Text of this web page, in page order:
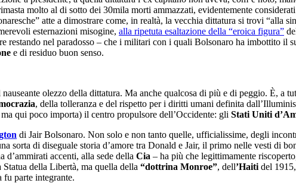
molto al di sotto dei 30mila morti ammazzati, evidentemente
atte a dimostrare come, in realtà, la vecchia dittatura si trovi “alla
esternazioni misogine, alla ripetuta esaltazione della “eroica figura”
restando nel paradosso – che i militari con i quali Bolsonaro ha imbottito il
e di residuo buon senso.
nauseante olezzo della dittatura. Ma anche qualcosa di più e di peggio. È, a
, della tolleranza e del rispetto per i diritti umani definita
qui poco importa) il centro propulsore dell’Occidente: gli Stati Uniti
di Jair Bolsonaro. Non solo e non tanto quelle, ufficialissime, degli
di diseguale storia d’amore tra Donald e Jair, il primo nelle vesti di
accenti, alla sede della Cia – ha più che legittimamente
della Libertà, ma quella della “dottrina Monroe”, dell’Haiti del
parte integrante.